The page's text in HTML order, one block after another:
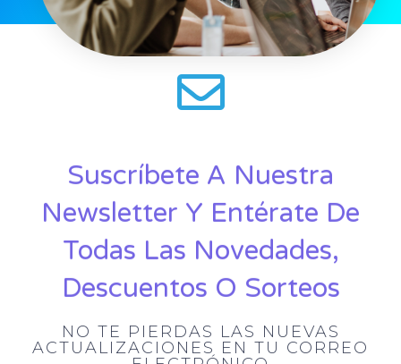
Suscríbete A Nuestra
Newsletter Y Entérate De
Todas Las Novedades,
Descuentos O Sorteos
NO TE PIERDAS LAS NUEVAS
ACTUALIZACIONES EN TU CORREO